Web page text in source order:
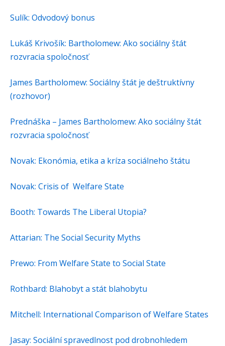
Sulík: Odvodový bonus
Lukáš Krivošík: Bartholomew: Ako sociálny štát
rozvracia spoločnosť
James Bartholomew: Sociálny štát je deštruktívny
(rozhovor)
Prednáška – James Bartholomew: Ako sociálny štát
rozvracia spoločnosť
Novak: Ekonómia, etika a kríza sociálneho štátu
Novak: Crisis of Welfare State
Booth: Towards The Liberal Utopia?
Attarian: The Social Security Myths
Prewo: From Welfare State to Social State
Rothbard: Blahobyt a stát blahobytu
Mitchell: International Comparison of Welfare States
Jasay: Sociální spravedlnost pod drobnohledem